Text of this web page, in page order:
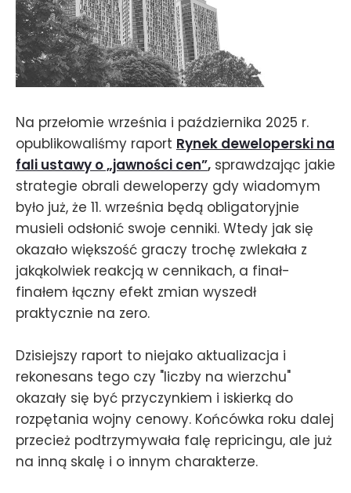
Na przełomie września i października 2025 r.
opublikowaliśmy raport Rynek deweloperski na
fali ustawy o „jawności cen”, sprawdzając jakie
strategie obrali deweloperzy gdy wiadomym
było już, że 11. września będą obligatoryjnie
musieli odsłonić swoje cenniki. Wtedy jak się
okazało większość graczy trochę zwlekała z
jakąkolwiek reakcją w cennikach, a finał-
finałem łączny efekt zmian wyszedł
praktycznie na zero.
Dzisiejszy raport to niejako aktualizacja i
rekonesans tego czy "liczby na wierzchu"
okazały się być przyczynkiem i iskierką do
rozpętania wojny cenowy. Końcówka roku dalej
przecież podtrzymywała falę repricingu, ale już
na inną skalę i o innym charakterze.